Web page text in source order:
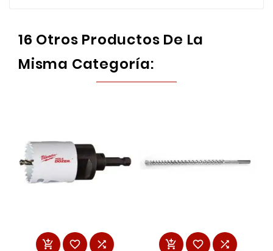
16 Otros Productos De La
Misma Categoría:
     